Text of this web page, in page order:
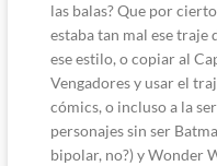
las balas? Que por
estaba tan mal ese
ese estilo, o copiar al
Vengadores y usar el
cómics, o incluso a la
personajes sin ser
bipolar, no?) y Wonder